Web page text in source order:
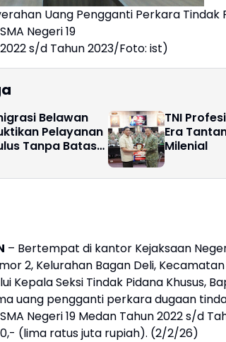
Uang Pengganti Perkara
Negeri 19
s/d Tahun 2023/Foto: ist)
Belawan
Pelayanan
Tanpa Batas
TNI
Era
Milenial
– Bertempat di kantor Kejaksaan
2, Kelurahan Bagan Deli,
Kepala Seksi Tindak Pidana Khusus,
uang pengganti perkara dugaan
Negeri 19 Medan Tahun 2022 s/d
(lima ratus juta rupiah). (2/2/26)